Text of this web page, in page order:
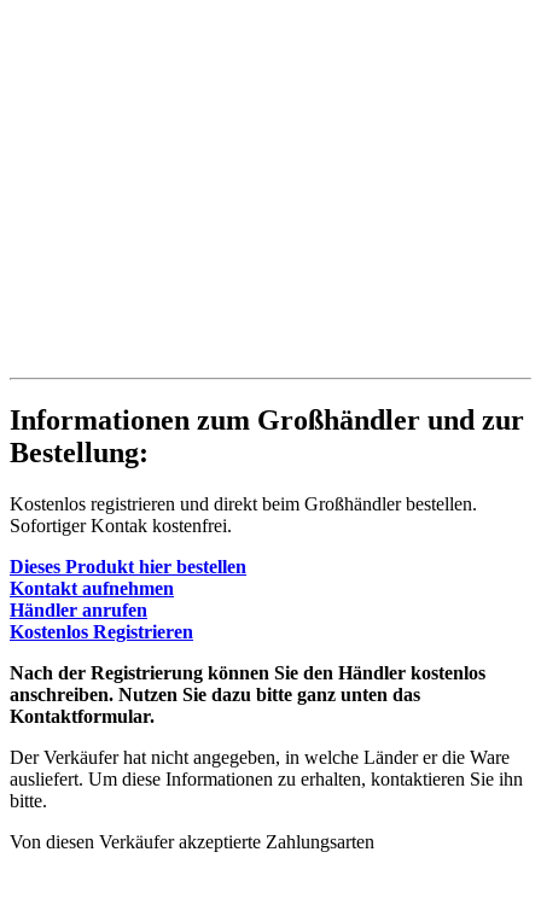
Informationen zum Großhändler und zur
Bestellung:
Kostenlos registrieren und direkt beim Großhändler bestellen.
Sofortiger Kontak kostenfrei.
Dieses Produkt hier bestellen
Kontakt aufnehmen
Händler anrufen
Kostenlos Registrieren
Nach der Registrierung können Sie den Händler kostenlos
anschreiben. Nutzen Sie dazu bitte ganz unten das
Kontaktformular.
Der Verkäufer hat nicht angegeben, in welche Länder er die Ware
ausliefert. Um diese Informationen zu erhalten, kontaktieren Sie ihn
bitte.
Von diesen Verkäufer akzeptierte Zahlungsarten